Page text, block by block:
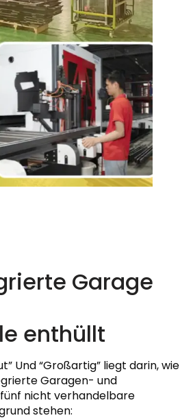
Garage
enthüllt
Und “Großartig” liegt darin, wie
Garagen- und
nicht verhandelbare
stehen: